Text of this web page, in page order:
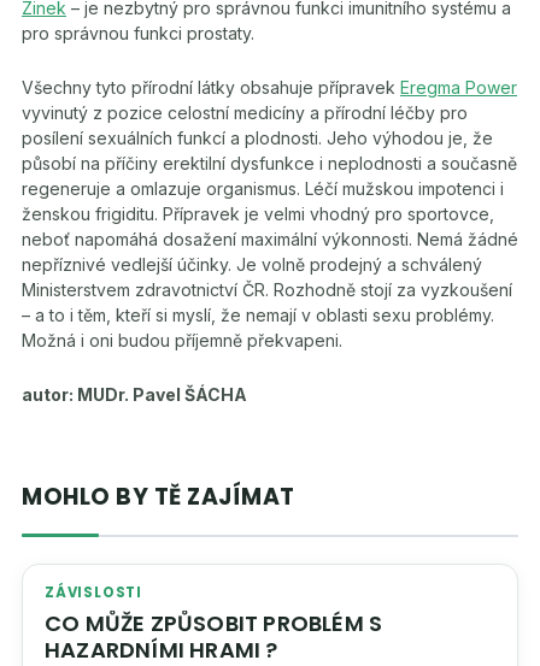
Zinek – je nezbytný pro správnou funkci imunitního systému a
pro správnou funkci prostaty.
Všechny tyto přírodní látky obsahuje přípravek Eregma Power
vyvinutý z pozice celostní medicíny a přírodní léčby pro
posílení sexuálních funkcí a plodnosti. Jeho výhodou je, že
působí na příčiny erektilní dysfunkce i neplodnosti a současně
regeneruje a omlazuje organismus. Léčí mužskou impotenci i
ženskou frigiditu. Přípravek je velmi vhodný pro sportovce,
neboť napomáhá dosažení maximální výkonnosti. Nemá žádné
nepříznivé vedlejší účinky. Je volně prodejný a schválený
Ministerstvem zdravotnictví ČR. Rozhodně stojí za vyzkoušení
– a to i těm, kteří si myslí, že nemají v oblasti sexu problémy.
Možná i oni budou příjemně překvapeni.
autor: MUDr. Pavel ŠÁCHA
MOHLO BY TĚ ZAJÍMAT
ZÁVISLOSTI
CO MŮŽE ZPŮSOBIT PROBLÉM S
HAZARDNÍMI HRAMI ?